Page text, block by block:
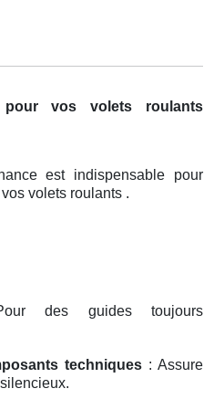
pour vos volets roulants
est indispensable pour
volets roulants .
des guides toujours
techniques : Assure